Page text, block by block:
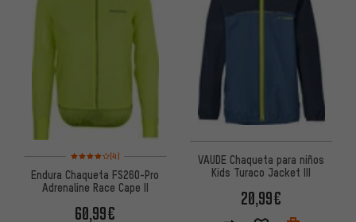
Valoración media: 4 de 5 basada en 4 reseñas
(4)
Endura Chaqueta FS260-Pro
Adrenaline Race Cape II
60,99€
VAUDE Chaqueta para niños
Kids Turaco Jacket III
20,99€